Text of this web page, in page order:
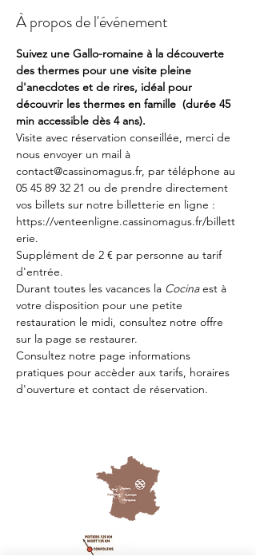
À propos de l'événement
Suivez une Gallo-romaine à la découverte
des thermes pour une visite pleine
d'anecdotes et de rires, idéal pour
découvrir les thermes en famille  (durée 45
min accessible dès 4 ans).
Visite avec réservation conseillée, merci de
nous envoyer un mail à
contact@cassinomagus.fr, par téléphone au
05 45 89 32 21 ou de prendre directement
vos billets sur notre billetterie en ligne :
https://venteenligne.cassinomagus.fr/billett
erie.
Supplément de 2 € par personne au tarif
d'entrée.
Durant toutes les vacances la Cocina est à
votre disposition pour une petite
restauration le midi, consultez notre offre
sur la page se restaurer.
Consultez notre page informations
pratiques pour accèder aux tarifs, horaires
d'ouverture et contact de réservation.